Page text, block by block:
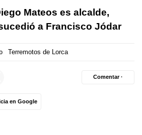
Mateos es alcalde,
a Francisco Jódar
Terremotos de Lorca
en Google
Comentar ·